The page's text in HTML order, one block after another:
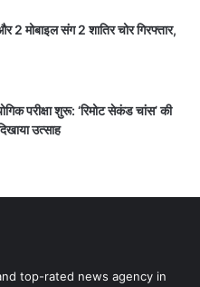
2 मोबाइल संग 2 शातिर चोर गिरफ्तार,
परीक्षा शुरू: ‘रिमोट सेकंड चांस’ की
उत्साह
top-rated news agency in